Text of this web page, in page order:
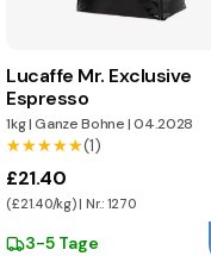
Lucaffe Mr. Exclusive
Espresso
1kg|Ganze Bohne|04.2028
★★★★★
★★★★★(1)
£21.40
(£21.40/kg) | Nr.: 1270
3-5 Tage